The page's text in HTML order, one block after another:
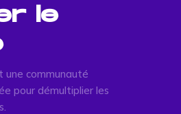
le
une communauté
pour démultiplier les